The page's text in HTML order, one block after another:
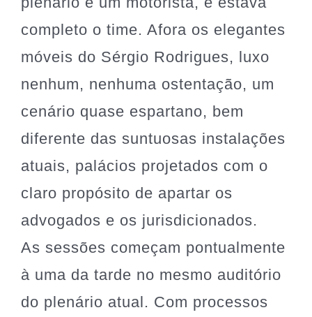
completo o time. Afora os elegantes
móveis do Sérgio Rodrigues, luxo
nenhum, nenhuma ostentação, um
cenário quase espartano, bem
diferente das suntuosas instalações
atuais, palácios projetados com o
claro propósito de apartar os
advogados e os jurisdicionados.
As sessões começam pontualmente
à uma da tarde no mesmo auditório
do plenário atual. Com processos